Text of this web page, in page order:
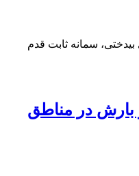
سمانه ثابت قدم
بارش در مناطق